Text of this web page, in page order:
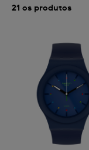
21 os produtos